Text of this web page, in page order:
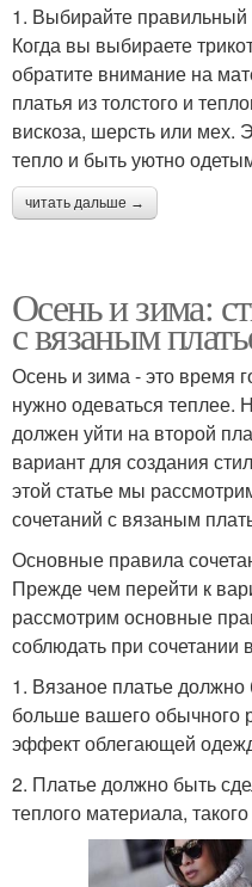
1. Выбирайте
Когда вы выбираете
обратите внимание на
платья из толстого и
вискоза, шерсть или мех.
тепло и быть уютно
читать дальше →
Осень и зима:
с вязаным
Осень и зима - это время
нужно одеваться теплее.
должен уйти на второй
вариант для создания
этой статье мы
сочетаний с вязаным
Основные правила
Прежде чем перейти к
рассмотрим основные
соблюдать при сочетании
1. Вязаное платье
больше вашего обычного
эффект облегающей
2. Платье должно быть
теплого материала,